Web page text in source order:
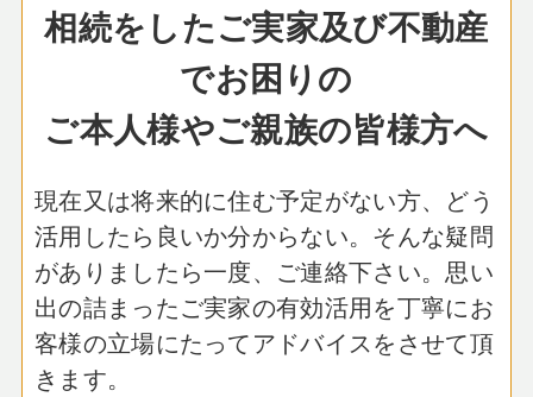
相続をしたご実家及び不動産
でお困りの
ご本人様やご親族の皆様方へ
現在又は将来的に住む予定がない方、どう
活用したら良いか分からない。 そんな疑問
がありましたら一度、ご連絡下さい。思い
出の詰まったご実家の有効活用を丁寧にお
客様の立場にたってアドバイスをさせて頂
きます。